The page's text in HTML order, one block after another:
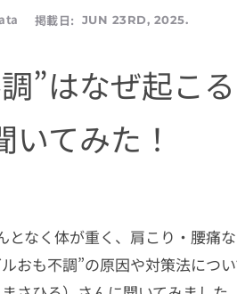
掲載日: JUN 23RD, 2025.
”はなぜ起こ
てみた！
となく体が重く、肩こり・腰痛
おも不調”の原因や対策法につ